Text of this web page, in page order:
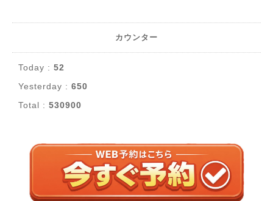
カウンター
Today : 52
Yesterday : 650
Total : 530900